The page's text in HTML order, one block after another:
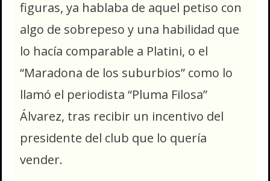
figuras, ya hablaba de aquel petiso con
algo de sobrepeso y una habilidad que
lo hacía comparable a Platini, o el
“Maradona de los suburbios” como lo
llamó el periodista “Pluma Filosa”
Álvarez, tras recibir un incentivo del
presidente del club que lo quería
vender.